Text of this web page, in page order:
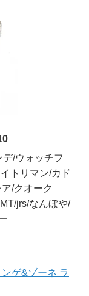
/ウォッチフ
トリマン/カド
/クオーク
jrs/なんぼや/
ゲ&ゾーネ ラ